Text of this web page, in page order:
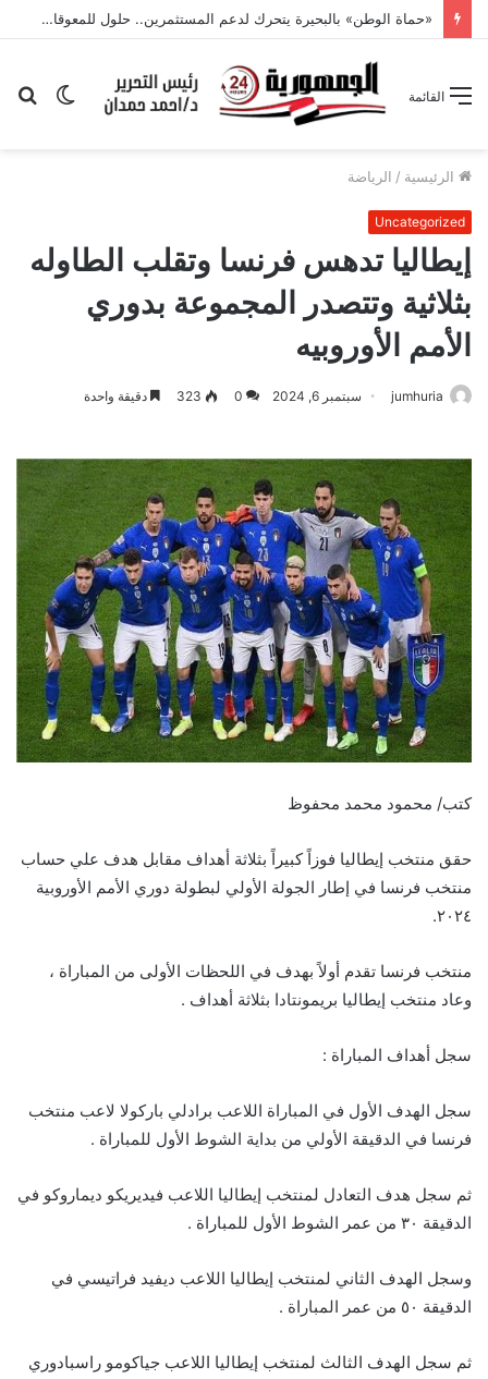
الوضع
القائمة
الرئيسية / الرياضة
Uncategorized
إيطاليا تدهس فرنسا وتقلب الطاوله
بثلاثية وتتصدر المجموعة بدوري
الأمم الأوروبيه
jumhuria سبتمبر 6, 2024 0
323 دقيقة واحدة
كتب/ محمود محمد محفوظ
حقق منتخب إيطاليا فوزاً كبيراً بثلاثة أهداف مقابل هدف علي حساب
منتخب فرنسا في إطار الجولة الأولي لبطولة دوري الأمم الأوروبية
٢٠٢٤.
منتخب فرنسا تقدم أولاً بهدف في اللحظات الأولى من المباراة ،
وعاد منتخب إيطاليا بريمونتادا بثلاثة أهداف .
سجل أهداف المباراة :
سجل الهدف الأول في المباراة اللاعب برادلي باركولا لاعب منتخب
فرنسا في الدقيقة الأولي من بداية الشوط الأول للمباراة .
ثم سجل هدف التعادل لمنتخب إيطاليا اللاعب فيديريكو ديماروكو في
الدقيقة ٣٠ من عمر الشوط الأول للمباراة .
وسجل الهدف الثاني لمنتخب إيطاليا اللاعب ديفيد فراتيسي في
الدقيقة ٥٠ من عمر المباراة .
ثم سجل الهدف الثالث لمنتخب إيطاليا اللاعب جياكومو راسبادوري